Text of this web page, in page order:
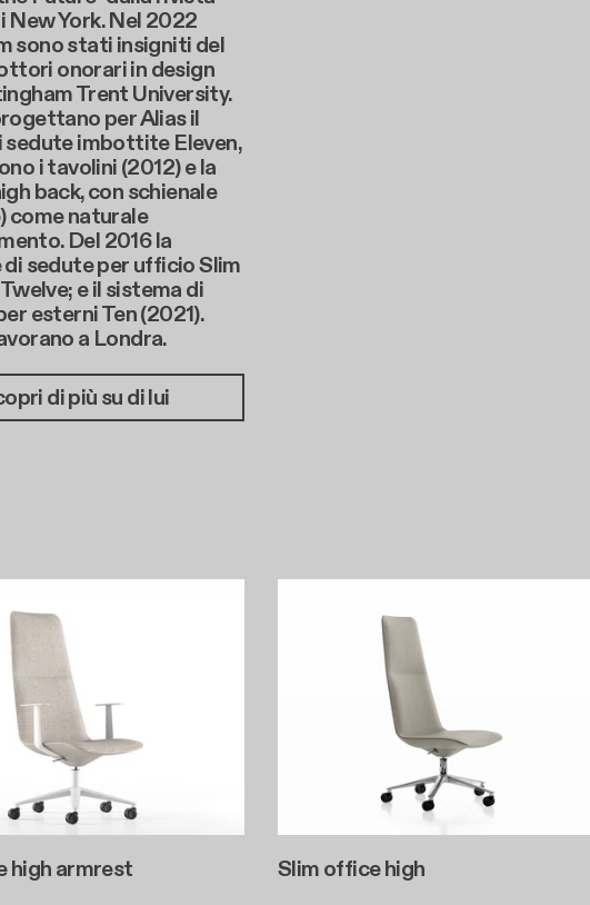
New York. Nel 2022
sono stati insigniti del
onorari in design
Trent University.
per Alias il
sedute imbottite Eleven,
i tavolini (2012) e la
back, con schienale
come naturale
Del 2016 la
sedute per ufficio Slim
e il sistema di
esterni Ten (2021).
a Londra.
di più su di lui
high armrest Slim office high